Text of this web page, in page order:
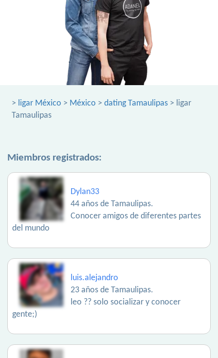
> ligar México > México > dating Tamaulipas > ligar
Tamaulipas
Miembros registrados:
Dylan33
44 años de Tamaulipas.
Conocer amigos de diferentes partes
del mundo
luis.alejandro
23 años de Tamaulipas.
leo ?? solo socializar y conocer
gente;)